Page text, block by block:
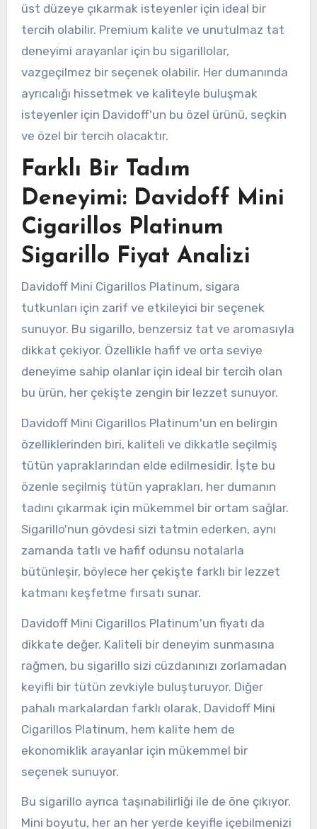
üst düzeye çıkarmak isteyenler için ideal bir
tercih olabilir. Premium kalite ve unutulmaz tat
deneyimi arayanlar için bu sigarillolar,
vazgeçilmez bir seçenek olabilir. Her dumanında
ayrıcalığı hissetmek ve kaliteyle buluşmak
isteyenler için Davidoff'un bu özel ürünü, seçkin
ve özel bir tercih olacaktır.
Farklı Bir Tadım
Deneyimi: Davidoff Mini
Cigarillos Platinum
Sigarillo Fiyat Analizi
Davidoff Mini Cigarillos Platinum, sigara
tutkunları için zarif ve etkileyici bir seçenek
sunuyor. Bu sigarillo, benzersiz tat ve aromasıyla
dikkat çekiyor. Özellikle hafif ve orta seviye
deneyime sahip olanlar için ideal bir tercih olan
bu ürün, her çekişte zengin bir lezzet sunuyor.
Davidoff Mini Cigarillos Platinum'un en belirgin
özelliklerinden biri, kaliteli ve dikkatle seçilmiş
tütün yapraklarından elde edilmesidir. İşte bu
özenle seçilmiş tütün yaprakları, her dumanın
tadını çıkarmak için mükemmel bir ortam sağlar.
Sigarillo'nun gövdesi sizi tatmin ederken, aynı
zamanda tatlı ve hafif odunsu notalarla
bütünleşir, böylece her çekişte farklı bir lezzet
katmanı keşfetme fırsatı sunar.
Davidoff Mini Cigarillos Platinum'un fiyatı da
dikkate değer. Kaliteli bir deneyim sunmasına
rağmen, bu sigarillo sizi cüzdanınızı zorlamadan
keyifli bir tütün zevkiyle buluşturuyor. Diğer
pahalı markalardan farklı olarak, Davidoff Mini
Cigarillos Platinum, hem kalite hem de
ekonomiklik arayanlar için mükemmel bir
seçenek sunuyor.
Bu sigarillo ayrıca taşınabilirliği ile de öne çıkıyor.
Mini boyutu, her an her yerde keyifle içebilmenizi